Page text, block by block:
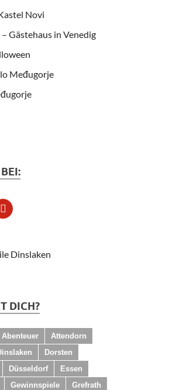
Novi
Gästehaus in Venedig
Međugorje
DICH?
Attendorn
Dorsten
Düsseldorf
Essen
Gewinnspiele
Grefrath